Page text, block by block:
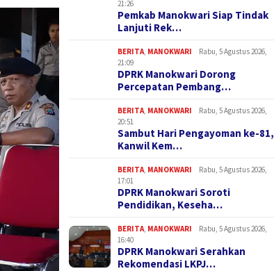
21:26
Pemkab Manokwari Siap Tindak
Lanjuti Rek…
BERITA, MANOKWARI
Rabu, 5 Agustus 2026,
21:09
DPRK Manokwari Dorong
Percepatan Pembang…
BERITA, MANOKWARI
Rabu, 5 Agustus 2026,
20:51
Sambut Hari Pengayoman ke-81,
Kanwil Kem…
BERITA, MANOKWARI
Rabu, 5 Agustus 2026,
17:01
DPRK Manokwari Soroti
Pendidikan, Keseha…
BERITA, MANOKWARI
Rabu, 5 Agustus 2026,
16:40
DPRK Manokwari Serahkan
Rekomendasi LKPJ…